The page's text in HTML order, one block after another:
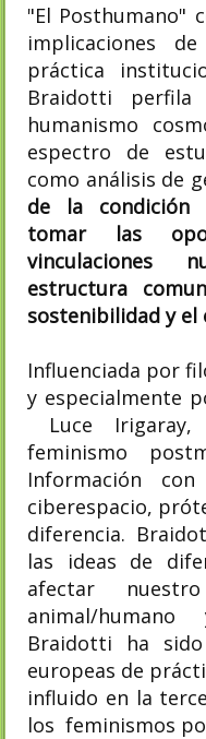
"El Posthumano"
implicaciones
práctica
Braidotti perfila
humanismo
espectro de
como análisis de
de la condición
tomar las
vinculaciones
estructura
sostenibilidad y
Influenciada por
y especialmente
Luce
feminismo
Información
ciberespacio,
diferencia.
las ideas de
afectar
animal/
Braidotti ha
europeas de
influido en la
los feminismos